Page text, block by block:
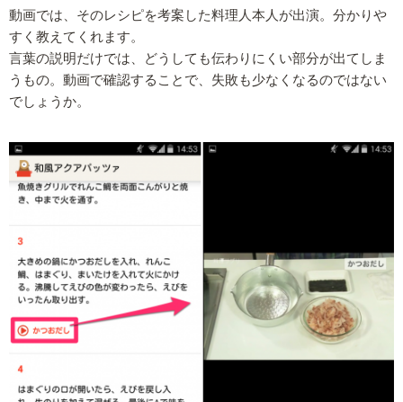
動画では、そのレシピを考案した料理人本人が出演。分かりや
すく教えてくれます。
言葉の説明だけでは、どうしても伝わりにくい部分が出てしま
うもの。動画で確認することで、失敗も少なくなるのではない
でしょうか。